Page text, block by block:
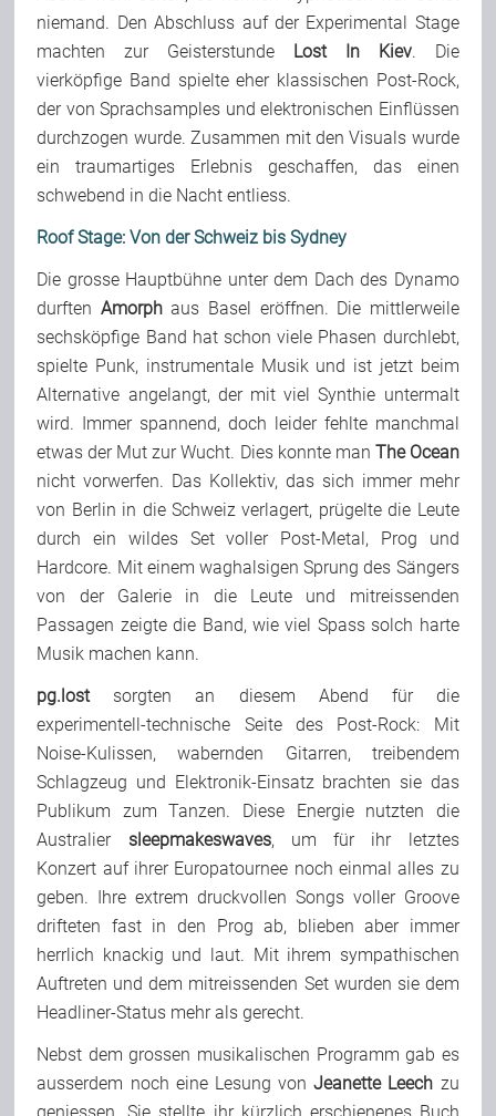
niemand. Den Abschluss auf der Experimental Stage
machten zur Geisterstunde Lost In Kiev. Die
vierköpfige Band spielte eher klassischen Post-Rock,
der von Sprachsamples und elektronischen Einflüssen
durchzogen wurde. Zusammen mit den Visuals wurde
ein traumartiges Erlebnis geschaffen, das einen
schwebend in die Nacht entliess.
Roof Stage: Von der Schweiz bis Sydney
Die grosse Hauptbühne unter dem Dach des Dynamo
durften Amorphaus Basel eröffnen. Die mittlerweile
sechsköpfige Band hat schon viele Phasen durchlebt,
spielte Punk, instrumentale Musik und ist jetzt beim
Alternative angelangt, der mit viel Synthie untermalt
wird. Immer spannend, doch leider fehlte manchmal
etwas der Mut zur Wucht. Dies konnte man The Ocean
nicht vorwerfen. Das Kollektiv, das sich immer mehr
von Berlin in die Schweiz verlagert, prügelte die Leute
durch ein wildes Set voller Post-Metal, Prog und
Hardcore. Mit einem waghalsigen Sprung des Sängers
von der Galerie in die Leute und mitreissenden
Passagen zeigte die Band, wie viel Spass solch harte
Musik machen kann.
pg.lostsorgten an diesem Abend für die
experimentell-technische Seite des Post-Rock: Mit
Noise-Kulissen, wabernden Gitarren, treibendem
Schlagzeug und Elektronik-Einsatz brachten sie das
Publikum zum Tanzen. Diese Energie nutzten die
Australier sleepmakeswaves, um für ihr letztes
Konzert auf ihrer Europatournee noch einmal alles zu
geben. Ihre extrem druckvollen Songs voller Groove
drifteten fast in den Prog ab, blieben aber immer
herrlich knackig und laut. Mit ihrem sympathischen
Auftreten und dem mitreissenden Set wurden sie dem
Headliner-Status mehr als gerecht.
Nebst dem grossen musikalischen Programm gab es
ausserdem noch eine Lesung vonJeanette Leech zu